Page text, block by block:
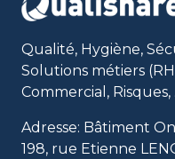
ISO
9001
ET
EN
Qualité, Hygiène,
Solutions métiers
Commercial, Risques,
Adresse: Bâtiment
198, rue Etienne